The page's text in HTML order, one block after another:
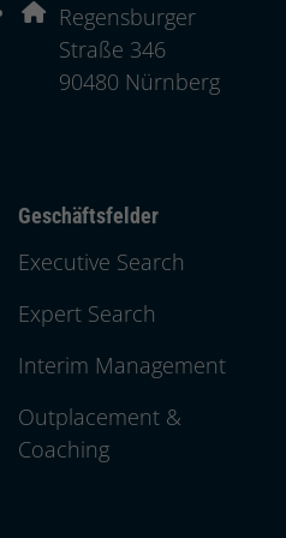
Adresse:
Regensburger
Straße 346
90480 , 9 0 4 8 0
Nürnberg
Geschäftsfelder
Executive Search
Expert Search
Interim Management
Outplacement &
Coaching